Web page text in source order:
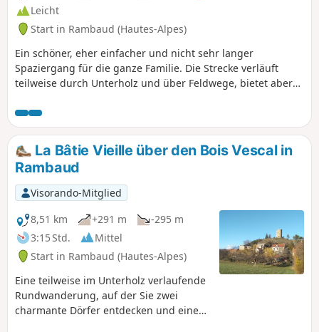
Leicht
Start in Rambaud (Hautes-Alpes)
Ein schöner, eher einfacher und nicht sehr langer
Spaziergang für die ganze Familie. Die Strecke verläuft
teilweise durch Unterholz und über Feldwege, bietet aber
Champsaur.
La Bâtie Vieille über den Bois Vescal in
Rambaud
Visorando-Mitglied
8,51 km
+291 m
-295 m
3:15 Std.
Mittel
Start in Rambaud (Hautes-Alpes)
Eine teilweise im Unterholz verlaufende
Rundwanderung, auf der Sie zwei
charmante Dörfer entdecken und einen